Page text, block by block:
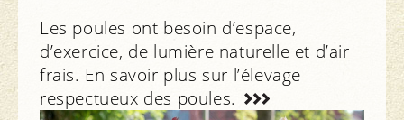
Les poules ont besoin d’espace,
d’exercice, de lumière naturelle et d’air
frais. En savoir plus sur l’élevage
respectueux des poules.